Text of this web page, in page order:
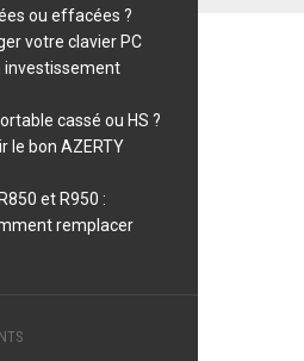
ou effacées ?
votre clavier PC
investissement
cassé ou HS ?
le bon AZERTY
et R950 :
remplacer